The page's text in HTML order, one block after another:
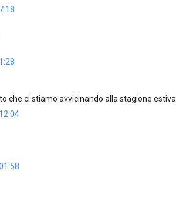
che ci stiamo avvicinando alla stagione estiva.